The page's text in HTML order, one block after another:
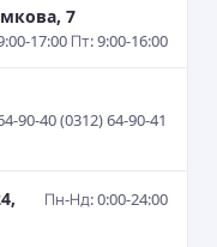
7
17:00 Пт: 9:00-16:00
90-40 (0312) 64-90-41
Пн-Нд: 0:00-24:00